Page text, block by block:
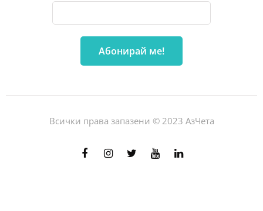
Всички права запазени © 2023 АзЧета